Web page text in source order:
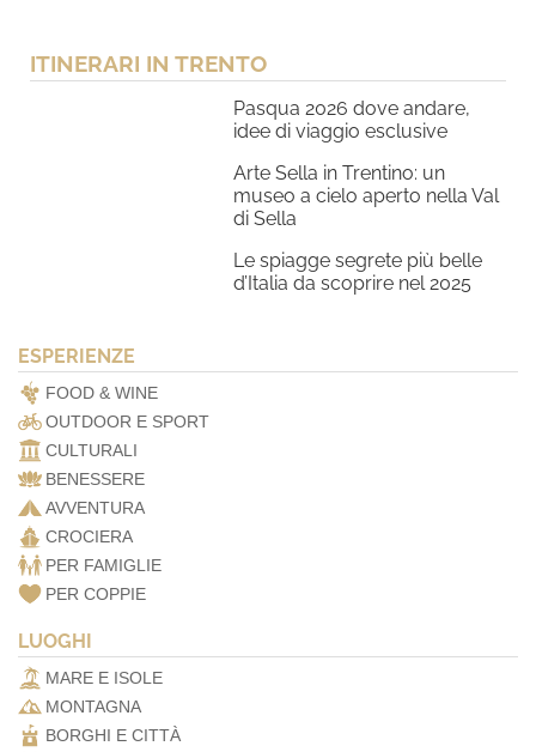
ITINERARI IN TRENTO
Pasqua 2026 dove andare,
idee di viaggio esclusive
Arte Sella in Trentino: un
museo a cielo aperto nella Val
di Sella
Le spiagge segrete più belle
d’Italia da scoprire nel 2025
ESPERIENZE
FOOD & WINE
OUTDOOR E SPORT
CULTURALI
BENESSERE
AVVENTURA
CROCIERA
PER FAMIGLIE
PER COPPIE
LUOGHI
MARE E ISOLE
MONTAGNA
BORGHI E CITTÀ